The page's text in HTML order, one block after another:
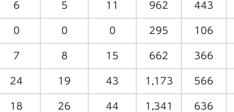
6 5 11 962 443
0 0 0 295 106
7 8 15 662 366
24 19 43 1,173 566
18 26 44 1,341 636